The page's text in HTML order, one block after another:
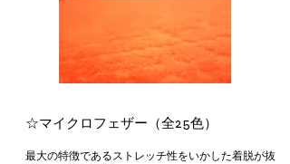
☆マイクロフェザー（全25色）
最大の特徴であるストレッチ性をいかした着脱が抜